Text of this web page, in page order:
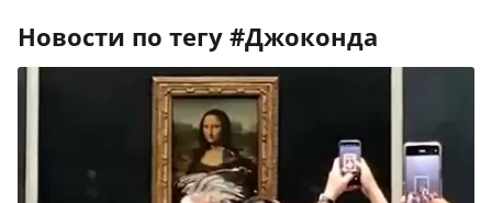
Новости по тегу # Джоконда